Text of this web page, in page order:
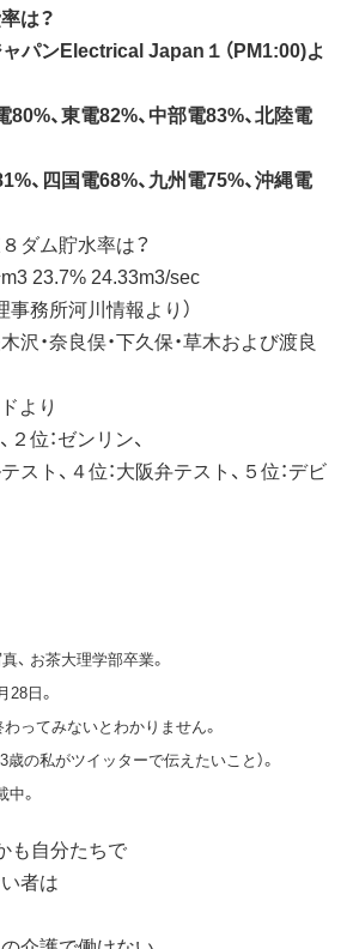
は？
ャパンElectrical Japan１（PM1:00)よ
、東電82%、中部電83%、北陸電
、四国電68%、九州電75%、沖縄電
ダム貯水率は？
23.7% 24.33m3/sec
事務所河川情報より）
木沢・奈良俣・下久保・草木および渡良
より
位：ゼンリン、
スト、４位：大阪弁テスト、５位：デビ
、 お茶大理学部卒業。
日。
ってみないとわかりません。
の私がツイッターで伝えたいこと）。
。
も自分たちで
者は